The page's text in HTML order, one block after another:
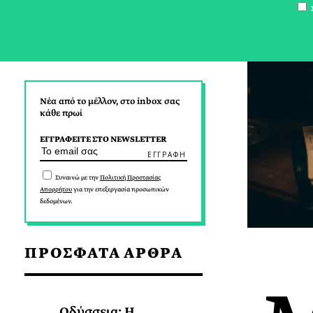
Νέα από το μέλλον, στο inbox σας
κάθε πρωί
ΕΓΓΡΑΦΕΙΤΕ ΣΤΟ NEWSLETTER
Συναινώ με τηνΠολιτική Προστασίας
Απορρήτουγια την επεξεργασία προσωπικών
δεδομένων.
ΠΡΟΣΦΑΤΑ ΑΡΘΡΑ